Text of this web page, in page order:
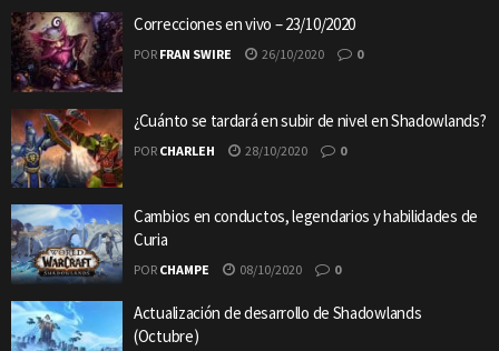
Correcciones en vivo – 23/10/2020
POR FRAN SWIRE 26/10/2020 0
¿Cuánto se tardará en subir de nivel en Shadowlands?
POR CHARLEH 28/10/2020 0
Cambios en conductos, legendarios y habilidades de
Curia
POR CHAMPE 08/10/2020 0
Actualización de desarrollo de Shadowlands
(Octubre)